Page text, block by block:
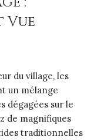
Vue
du village, les
un mélange
dégagées sur le
de magnifiques
traditionnelles